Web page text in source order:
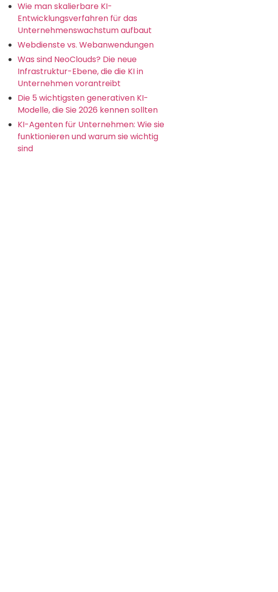
Wie man skalierbare KI-
Entwicklungsverfahren für das
Unternehmenswachstum aufbaut
Webdienste vs. Webanwendungen
Was sind NeoClouds? Die neue
Infrastruktur-Ebene, die die KI in
Unternehmen vorantreibt
Die 5 wichtigsten generativen KI-
Modelle, die Sie 2026 kennen sollten
KI-Agenten für Unternehmen: Wie sie
funktionieren und warum sie wichtig
sind